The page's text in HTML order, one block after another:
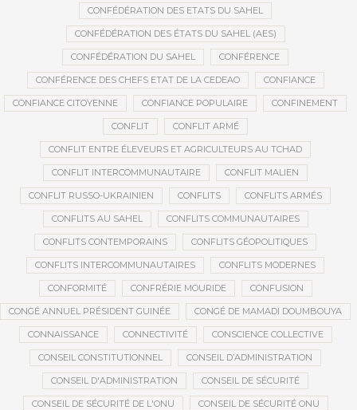
CONFÉDÉRATION DES ETATS DU SAHEL
CONFÉDÉRATION DES ÉTATS DU SAHEL (AES)
CONFÉDÉRATION DU SAHEL CONFÉRENCE
CONFÉRENCE DES CHEFS ETAT DE LA CEDEAO CONFIANCE
CONFIANCE CITOYENNE CONFIANCE POPULAIRE CONFINEMENT
CONFLIT CONFLIT ARMÉ
CONFLIT ENTRE ÉLEVEURS ET AGRICULTEURS AU TCHAD
CONFLIT INTERCOMMUNAUTAIRE CONFLIT MALIEN
CONFLIT RUSSO-UKRAINIEN CONFLITS CONFLITS ARMÉS
CONFLITS AU SAHEL CONFLITS COMMUNAUTAIRES
CONFLITS CONTEMPORAINS CONFLITS GÉOPOLITIQUES
CONFLITS INTERCOMMUNAUTAIRES CONFLITS MODERNES
CONFORMITÉ CONFRÉRIE MOURIDE CONFUSION
CONGÉ ANNUEL PRÉSIDENT GUINÉE CONGÉ DE MAMADI DOUMBOUYA
CONNAISSANCE CONNECTIVITÉ CONSCIENCE COLLECTIVE
CONSEIL CONSTITUTIONNEL CONSEIL D’ADMINISTRATION
CONSEIL D'ADMINISTRATION CONSEIL DE SÉCURITÉ
CONSEIL DE SÉCURITÉ DE L'ONU CONSEIL DE SÉCURITÉ ONU